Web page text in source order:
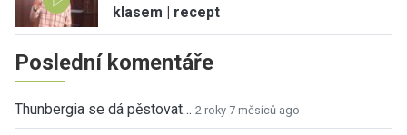
klasem | recept
Poslední komentáře
Thunbergia se dá pěstovat… 2 roky 7 měsíců ago